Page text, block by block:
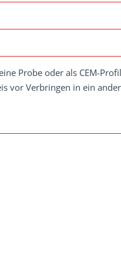
Probe oder als CEM-
vor Verbringen in ein